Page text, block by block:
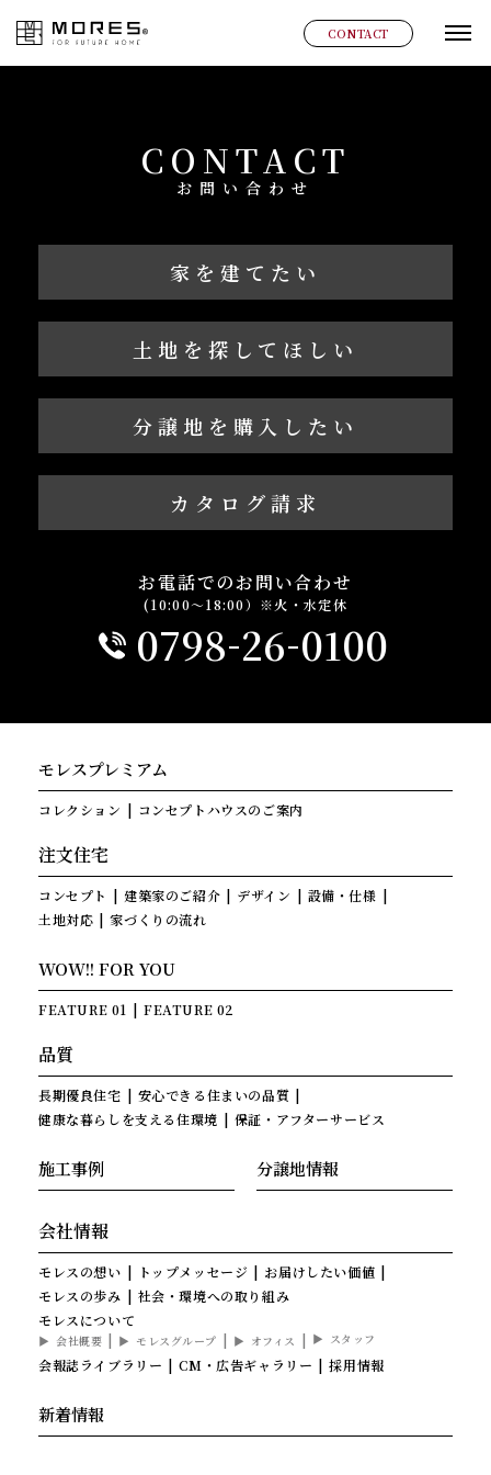
MORES CONTACT グ
CONTACT
お問い合わせ
家を建てたい
土地を探してほしい
分譲地を購入したい
カタログ請求
お電話でのお問い合わせ
(10:00～18:00）※火・水定休
0798-26-0100
モレスプレミアム
コレクション コンセプトハウスのご案内
注文住宅
コンセプト 建築家のご紹介 デザイン
設備・仕様
土地対応
家づくりの流れ
WOW!! FOR YOU
FEATURE 01 FEATURE 02
品質
長期優良住宅
安心できる住まいの品質
健康な暮らしを支える住環境
保証・アフターサービス
施工事例 分譲地情報
会社情報
モレスの想い トップメッセージ
お届けしたい価値
モレスの歩み
社会・環境への取り組み
モレスについて
会社概要 モレスグループ オフィス スタッフ
会報誌ライブラリー CM・広告ギャラリー 採用情報
新着情報